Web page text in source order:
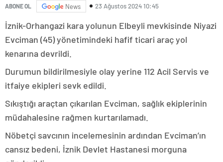
ABONE OL News 23 Ağustos 2024 10:45
İznik-Orhangazi kara yolunun Elbeyli mevkisinde Niyazi
Evciman (45) yönetimindeki hafif ticari araç yol
kenarına devrildi.
Durumun bildirilmesiyle olay yerine 112 Acil Servis ve
itfaiye ekipleri sevk edildi.
Sıkıştığı araçtan çıkarılan Evciman, sağlık ekiplerinin
müdahalesine rağmen kurtarılamadı.
Nöbetçi savcının incelemesinin ardından Evciman’ın
cansız bedeni, İznik Devlet Hastanesi morguna